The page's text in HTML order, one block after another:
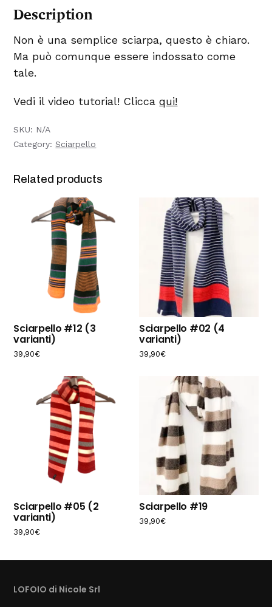
q
u
n
t
i
t
y
Description
Non è una semplice sciarpa, questo è chiaro.
Ma può comunque essere indossato come
tale.
Vedi il video tutorial! Cliccaqui!
SKU: N/A
Category:Sciarpello
Related products
Sciarpello #12 (3
varianti)
39,90€
Sciarpello #02 (4
varianti)
39,90€
Sciarpello #05 (2
varianti)
39,90€
Sciarpello #19
39,90€
LOFOIO di Nicole Srl